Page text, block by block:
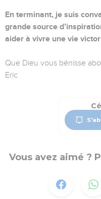
En terminant, je suis
grande source
aider à vivre une vie
Que Dieu vous bénisse
Eric
Vous avez aimé ?